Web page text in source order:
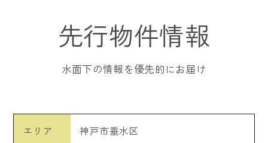
先行物件情報
水面下の情報を優先的にお届け
エリア 神戸市垂水区